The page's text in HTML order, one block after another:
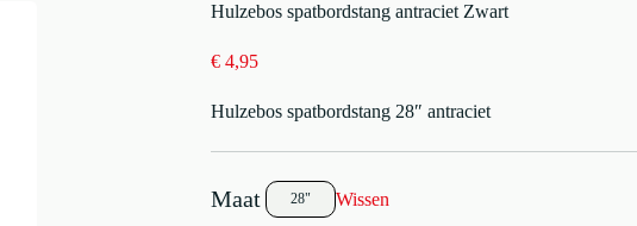
Hulzebos spatbordstang antraciet Zwart
€4,95
Hulzebos spatbordstang 28″ antraciet
28" Wissen